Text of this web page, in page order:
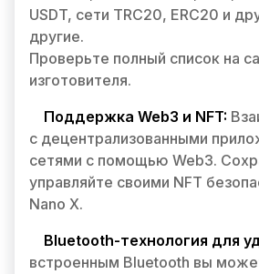
USDT, сети TRC20, ERC20 и
другие.
Проверьте полный список на
изготовителя.
Поддержка Web3 и NFT:
с децентрализованными
сетями с помощью Web3.
управляйте своими NFT
Nano X.
Bluetooth-технология для
встроенным Bluetooth вы